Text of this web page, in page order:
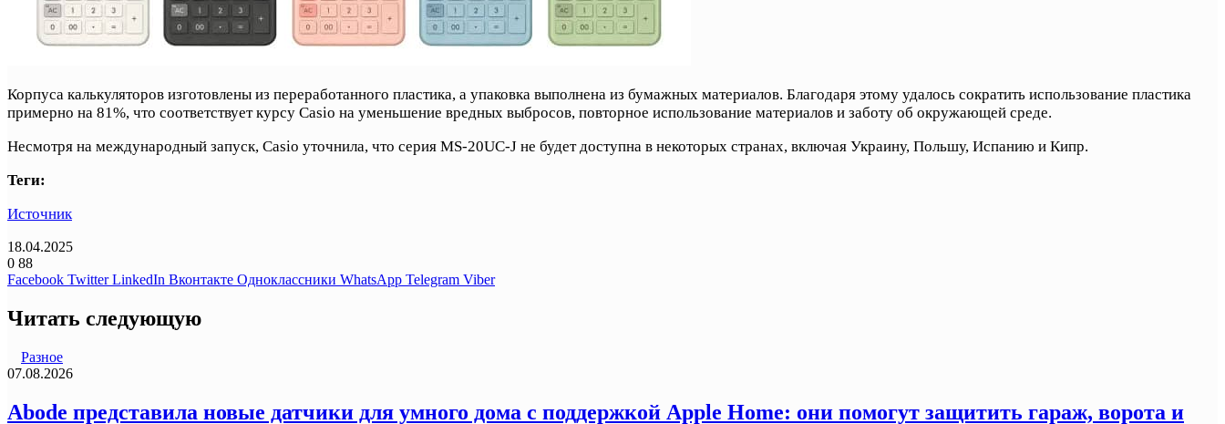
Корпуса калькуляторов изготовлены из переработанного пластика, а упаковка выполнена из бумажных материалов. Благодаря этому удалось сократить использование пластика
примерно на 81%, что соответствует курсу Casio на уменьшение вредных выбросов, повторное использование материалов и заботу об окружающей среде.
Несмотря на международный запуск, Casio уточнила, что серия MS-20UC-J не будет доступна в некоторых странах, включая Украину, Польшу, Испанию и Кипр.
Теги:
Источник
18.04.2025
0 88
Facebook Twitter LinkedIn Вконтакте Одноклассники WhatsApp Telegram Viber
Читать следующую
Разное
07.08.2026
Abode представила новые датчики для умного дома с поддержкой Apple Home: они помогут защитить гараж, ворота и